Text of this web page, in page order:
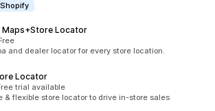
Maps+Store Locator
recenzí: 108
and dealer locator for every store location.
Locator
recenzí: 321
trial available
& flexible store locator to drive in-store sales